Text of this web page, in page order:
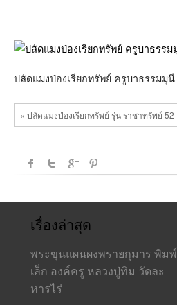
ครูบา
ธรรม
ปลัดแมงป่องเรียกทรัพย์ ครูบาธรรมมุนี
« ปลัดแมงป่องเรียกทรัพย์ รุ่น ราชาทรัพย์ 52
เรื่องล่าสุด
พระขุนแผนผงพรายกุมาร พิมพ์
เล็ก องค์ครู หลวงปู่ทิม วัดละ
หารไร่